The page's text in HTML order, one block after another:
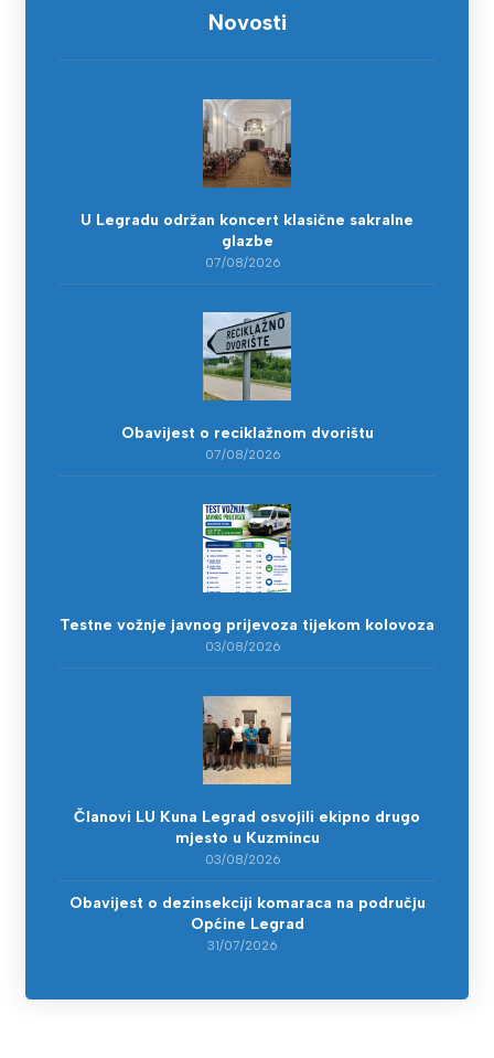
Novosti
U Legradu održan koncert klasične sakralne
glazbe
07/08/2026
Obavijest o reciklažnom dvorištu
07/08/2026
Testne vožnje javnog prijevoza tijekom kolovoza
03/08/2026
Članovi LU Kuna Legrad osvojili ekipno drugo
mjesto u Kuzmincu
03/08/2026
Obavijest o dezinsekciji komaraca na području
Općine Legrad
31/07/2026